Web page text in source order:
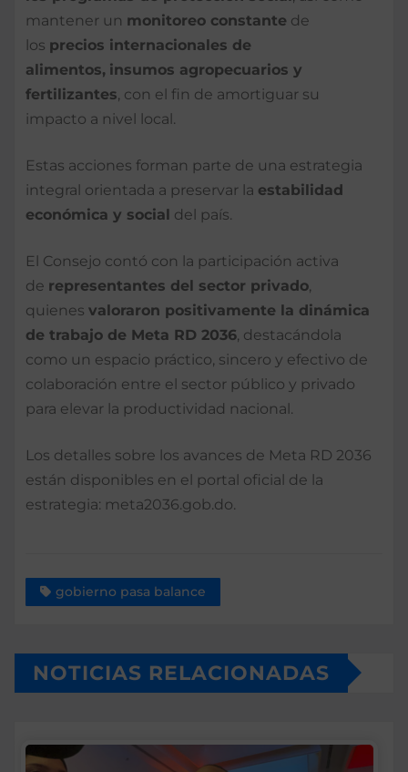
mantener un monitoreo constante de
los precios internacionales de
alimentos, insumos agropecuarios y
fertilizantes, con el fin de amortiguar su
impacto a nivel local.
Estas acciones forman parte de una estrategia
integral orientada a preservar la estabilidad
económica y social del país.
El Consejo contó con la participación activa
de representantes del sector privado,
quienes valoraron positivamente la dinámica
de trabajo de Meta RD 2036, destacándola
como un espacio práctico, sincero y efectivo de
colaboración entre el sector público y privado
para elevar la productividad nacional.
Los detalles sobre los avances de Meta RD 2036
están disponibles en el portal oficial de la
estrategia: meta2036.gob.do.
gobierno pasa balance
NOTICIAS RELACIONADAS